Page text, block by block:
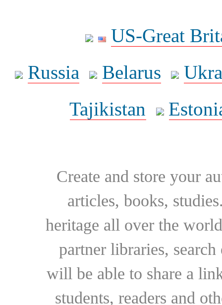
US-Great
Russia
Belarus
Tajikistan
Create and store your
articles, books,
heritage all over the
partner libraries,
will be able to share a
students, readers and